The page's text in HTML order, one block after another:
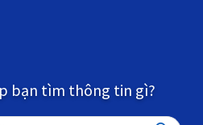
bạn tìm thông tin gì?